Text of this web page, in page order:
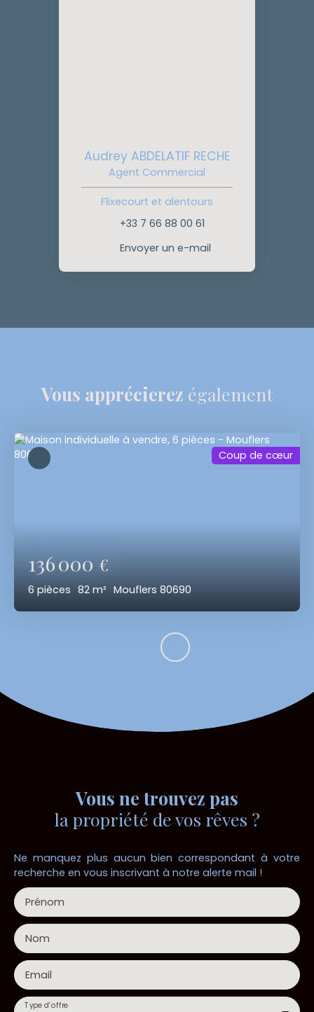
Audrey ABDELATIF RECHE
Agent Commercial
Flixecourt et alentours
+33 7 66 88 00 61
Envoyer un e-mail
Vous apprécierez également
136 000€
6 pièces 82 m² Mouflers 80690
Coup de cœur
Vous ne trouvez pas
la propriété de vos rêves ?
Ne manquez plus aucun bien correspondant à votre
recherche en vous inscrivant à notre alerte mail !
Prénom
Nom
Email
Type d'offre